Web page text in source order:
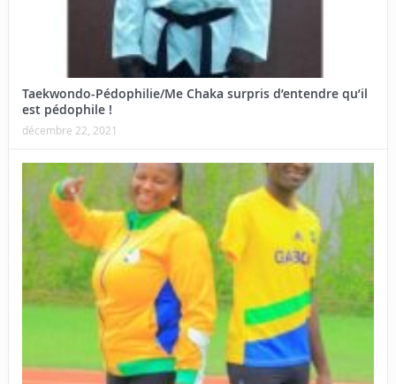
Taekwondo-Pédophilie/Me Chaka surpris d’entendre qu’il
est pédophile !
décembre 22, 2021